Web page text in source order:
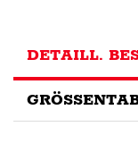
DETAILL.